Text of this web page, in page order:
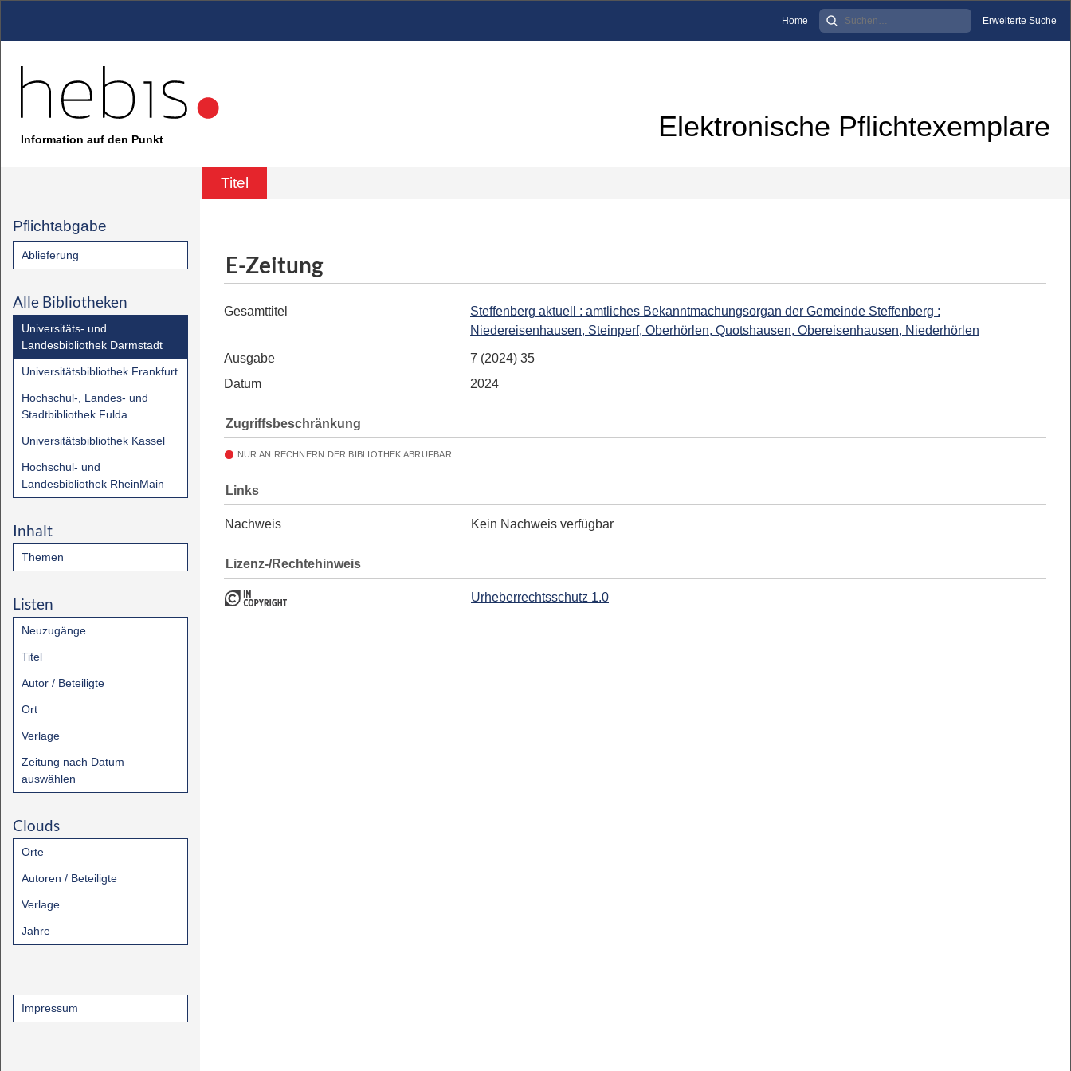
Home Erweiterte Suche
Information auf den Punkt Elektronische Pflichtexemplare
Titel
Pflichtabgabe
Ablieferung
Alle Bibliotheken
Universitäts- und
Landesbibliothek Darmstadt
Universitätsbibliothek Frankfurt
Hochschul-, Landes- und
Stadtbibliothek Fulda
Universitätsbibliothek Kassel
Hochschul- und
Landesbibliothek RheinMain
Inhalt
Themen
Listen
Neuzugänge
Titel
Autor / Beteiligte
Ort
Verlage
Zeitung nach Datum
auswählen
Clouds
Orte
Autoren / Beteiligte
Verlage
Jahre
Impressum
E-Zeitung
Gesamttitel
Steffenberg aktuell : amtliches Bekanntmachungsorgan der Gemeinde Steffenberg :
Niedereisenhausen, Steinperf, Oberhörlen, Quotshausen, Obereisenhausen, Niederhörlen
Ausgabe
7 (2024) 35
Datum
2024
Zugriffsbeschränkung
NUR AN RECHNERN DER BIBLIOTHEK ABRUFBAR
Links
Nachweis Kein Nachweis verfügbar
Lizenz-/Rechtehinweis
Urheberrechtsschutz 1.0